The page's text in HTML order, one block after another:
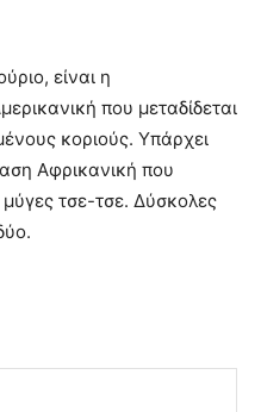
είναι η
που μεταδίδεται
κοριούς. Υπάρχει
Αφρικανική που
μύγες τσε-τσε. Δύσκολες